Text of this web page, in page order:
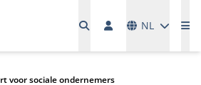
NL
voor sociale ondernemers